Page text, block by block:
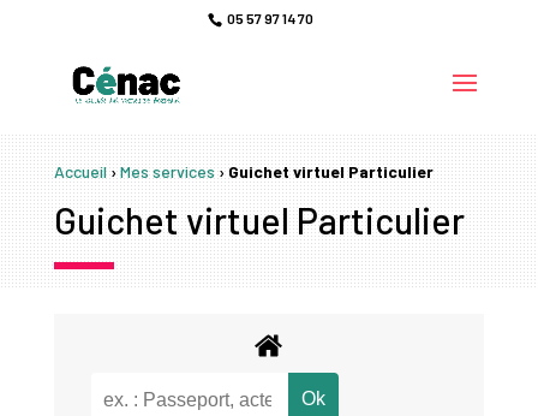
05 57 97 14 70
Accueil›Mes services›Guichet virtuel Particulier
Guichet virtuel Particulier